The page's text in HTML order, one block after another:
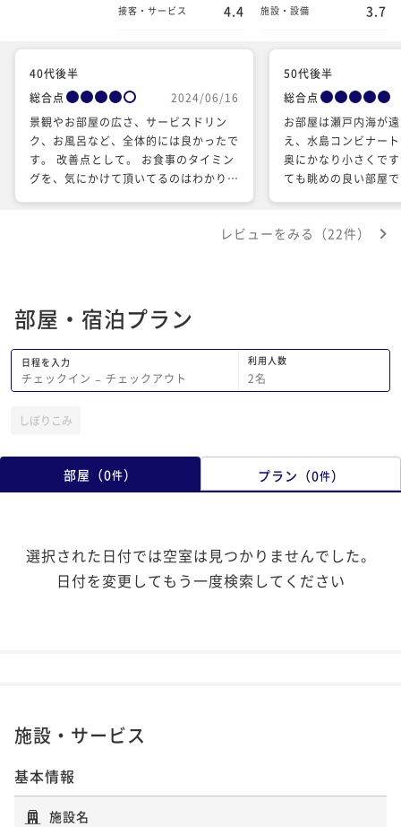
接客・サービス 4.4 施設・設備 3.7
40代後半
総合点
2024/06/16
景観やお部屋の広さ、サービスドリン
ク、お風呂など、全体的には良かったで
す。 改善点として。 お食事のタイミン
グを、気にかけて頂いてるのはわかりま
逐一報告をされるのは、いかがなものか
アを何度も何度も開け閉めする音と、そ
れぞれのお客さんの食事の実況報告が響
き渡り、とても恥ずかしい様な複雑な気
持ちでした。 プロのサービスなら、そ
んな事は普通、もっと自然に把握し、静
しょうか？ 監視しているにも関わら
し、ナイフとフォークを両手に持って食
している状況で、お下げしますと言わ
のか謎でした。 その報告の為なのか、
BGMもほとんど聞こえないので、人の
話し声が響き筒抜けで、会話も楽しむ事
の内容には全く集中して楽しめませんで
した。それが本当に残念です。 記念日
時の入力フォームに記念日の事を記入さ
せたり、ご相談くださいなどと、期待さ
せるような誇張表現は、記載しないで頂
50代後半
総合点
お部屋は瀬戸内海が
え、水島コンビナー
奥にかなり小さくで
ても眺めの良い部屋
が良かったです。晴
ちよく入れる感じで
元産の肉や野菜など
共にとても美味しく
レビューをみる（22件）
部屋・宿泊プラン
日程を入力
チェックイン − チェックアウト
利用人数
2名
しぼりこみ
部屋 （0件） プラン （0件）
選択された日付では空室は見つかりませんでした。
日付を変更してもう一度検索してください
施設・サービス
基本情報
施設名